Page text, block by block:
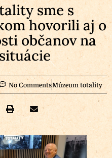
sme s
hovorili aj o
občanov na
No CommentsMúzeum totality